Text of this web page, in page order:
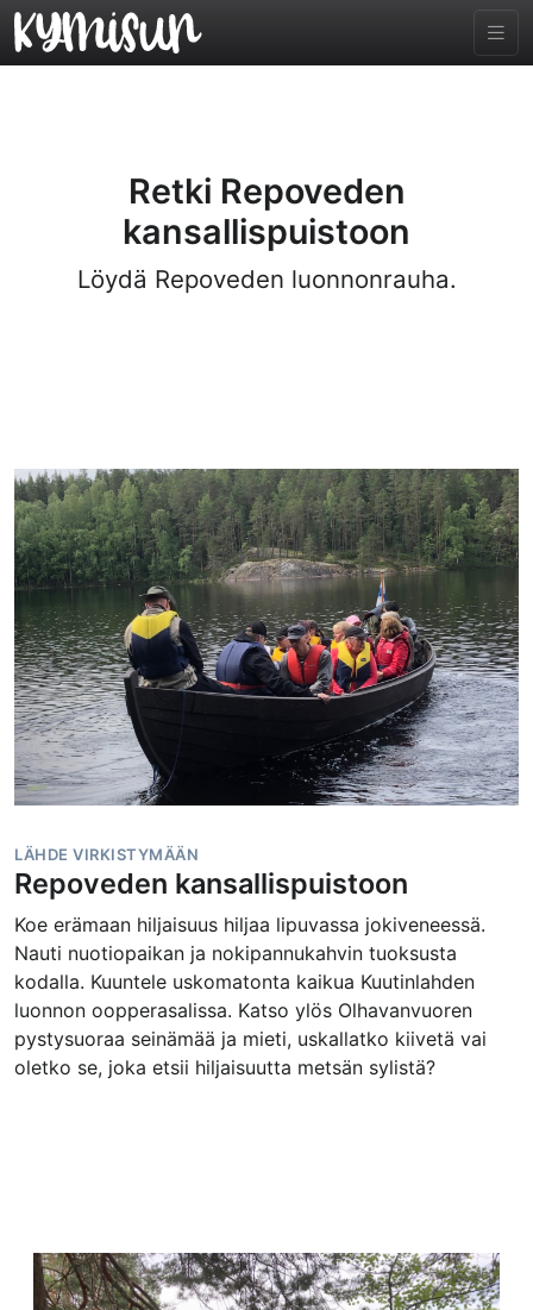
Retki Repoveden
kansallispuistoon
Löydä Repoveden luonnonrauha.
LÄHDE VIRKISTYMÄÄN
Repoveden kansallispuistoon
Koe erämaan hiljaisuus hiljaa lipuvassa jokiveneessä.
Nauti nuotiopaikan ja nokipannukahvin tuoksusta
kodalla. Kuuntele uskomatonta kaikua Kuutinlahden
luonnon oopperasalissa. Katso ylös Olhavanvuoren
pystysuoraa seinämää ja mieti, uskallatko kiivetä vai
oletko se, joka etsii hiljaisuutta metsän sylistä?